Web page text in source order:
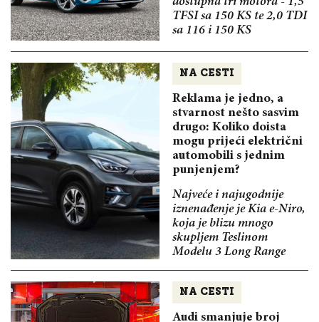
TFSI sa 150 KS te 2,0 TDI
sa 116 i 150 KS
NA CESTI
Reklama je jedno, a
stvarnost nešto sasvim
drugo: Koliko doista
mogu prijeći električni
automobili s jednim
punjenjem?
Najveće i najugodnije
iznenađenje je Kia e-Niro,
koja je blizu mnogo
skupljem Teslinom
Modelu 3 Long Range
NA CESTI
Audi smanjuje broj